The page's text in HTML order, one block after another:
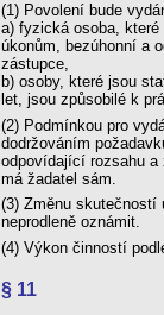
(1) Povolení bude
a) fyzická osoba,
úkonům, bezúhonní a
zástupce,
b) osoby, které jsou
let, jsou způsobilé k
(2) Podmínkou pro
dodržováním
odpovídající rozsahu a
má žadatel sám.
(3) Změnu skutečností
neprodleně oznámit.
(4) Výkon činností
§ 11